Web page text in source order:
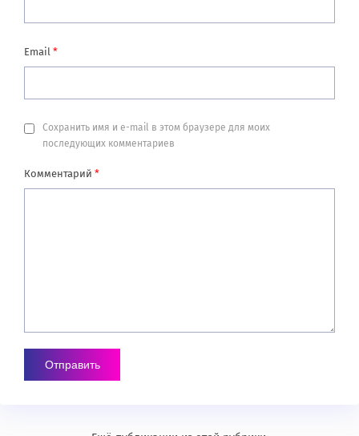
Email *
Сохранить имя и e-mail в этом браузере для моих
последующих комментариев
Комментарий *